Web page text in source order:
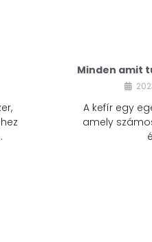
Minden amit
A kefír egy
amely